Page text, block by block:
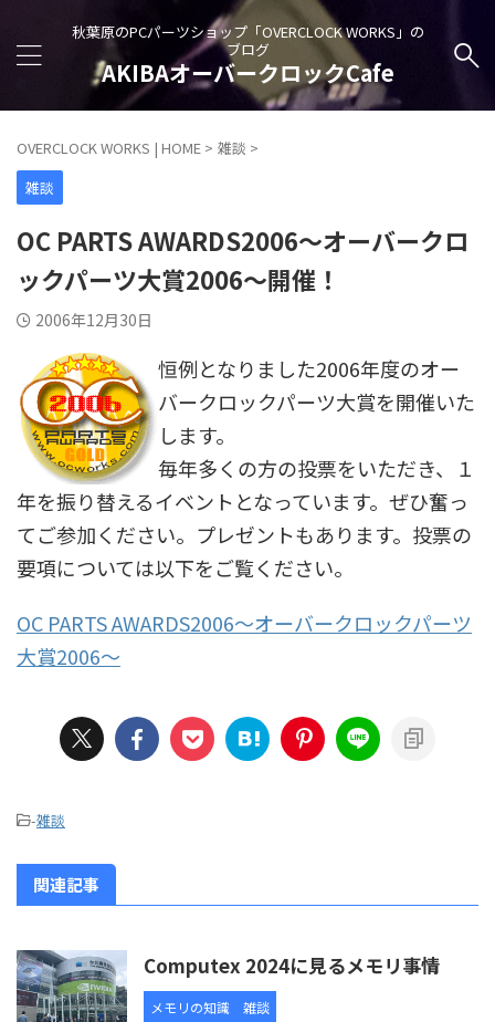
秋葉原のPCパーツショップ「OVERCLOCK WORKS」の
ブログ
AKIBAオーバークロックCafe
OVERCLOCK WORKS | HOME > 雑談 >
雑談
OC PARTS AWARDS2006～オーバークロ
ックパーツ大賞2006～開催！
2006年12月30日
恒例となりました2006年度のオー
バークロックパーツ大賞を開催いた
します。
毎年多くの方の投票をいただき、１
年を振り替えるイベントとなっています。ぜひ奮っ
てご参加ください。プレゼントもあります。投票の
要項については以下をご覧ください。
OC PARTS AWARDS2006～オーバークロックパーツ
大賞2006～
-雑談
関連記事
Computex 2024に見るメモリ事情
メモリの知識 雑談